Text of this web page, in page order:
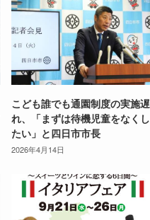
こども誰でも通園制度の実施遅
れ、「まずは待機児童をなくし
たい」と四日市市長
2026年4月14日